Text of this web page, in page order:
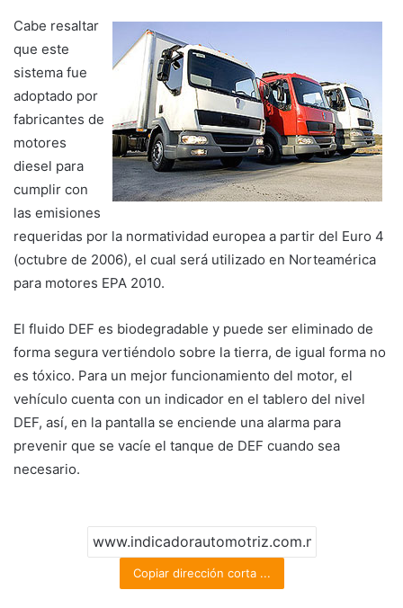
Cabe resaltar
que este
sistema fue
adoptado por
fabricantes de
motores
diesel para
cumplir con
las emisiones
requeridas por la normatividad europea a partir del Euro 4
(octubre de 2006), el cual será utilizado en Norteamérica
para motores EPA 2010.
El fluido DEF es biodegradable y puede ser eliminado de
forma segura vertiéndolo sobre la tierra, de igual forma no
es tóxico. Para un mejor funcionamiento del motor, el
vehículo cuenta con un indicador en el tablero del nivel
DEF, así, en la pantalla se enciende una alarma para
prevenir que se vacíe el tanque de DEF cuando sea
necesario.
Copiar dirección corta ...